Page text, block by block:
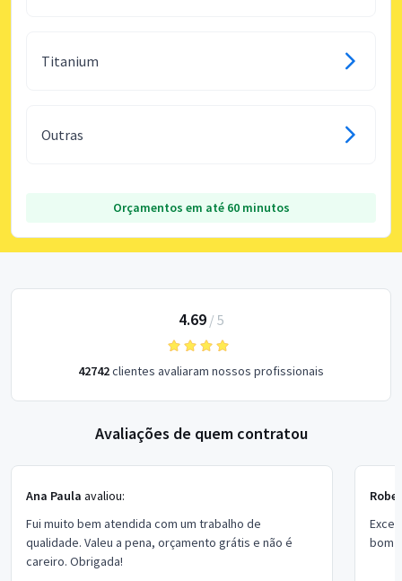
Titanium
Outras
Orçamentos em até 60 minutos
4.69/ 5
42742clientes avaliaram nossos profissionais
Avaliações de quem contratou
Ana Paula avaliou:
Fui muito bem atendida com um trabalho de
qualidade. Valeu a pena, orçamento grátis e não é
careiro. Obrigada!
bom